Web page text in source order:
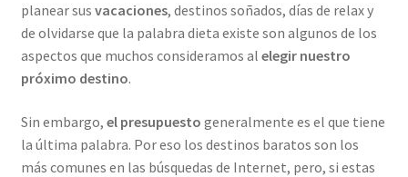
planear sus vacaciones, destinos soñados, días de relax y
de olvidarse que la palabra dieta existe son algunos de los
aspectos que muchos consideramos al elegir nuestro
próximo destino.
Sin embargo, el presupuesto generalmente es el que tiene
la última palabra. Por eso los destinos baratos son los
más comunes en las búsquedas de Internet, pero, si estas